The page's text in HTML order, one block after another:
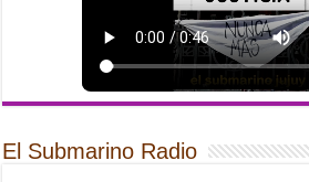
El Submarino Radio